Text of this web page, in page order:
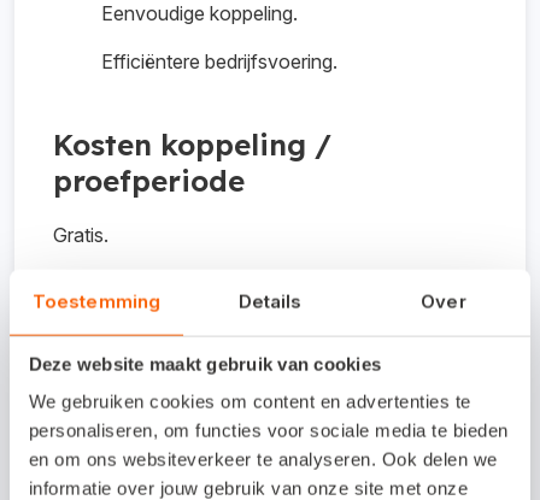
Toestemming Details Over
Deze website maakt gebruik van cookies
We gebruiken cookies om content en advertenties te
personaliseren, om functies voor sociale media te bieden
en om ons websiteverkeer te analyseren. Ook delen we
informatie over jouw gebruik van onze site met onze
Eenvoudige koppeling.
Efficiëntere bedrijfsvoering.
Kosten koppeling /
proefperiode
Gratis.
Interesse in deze
koppeling?
Neem contact op via telefoonnummer
085-3015015 of e-mailadres